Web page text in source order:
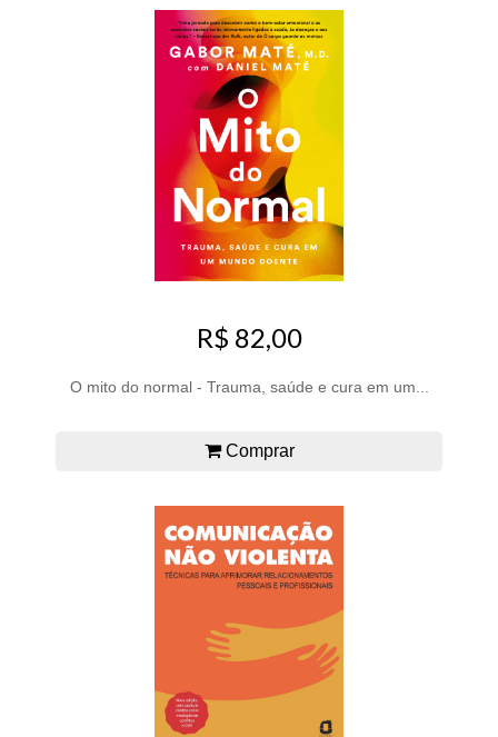
R$ 82,00
O mito do normal - Trauma, saúde e cura em um...
Comprar